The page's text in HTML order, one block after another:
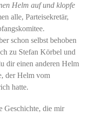
Helm auf und klopfe
alle, Parteisekretär,
schon selbst behoben
zu Stefan Körbel und
dir einen anderen Helm
der Helm vom
hatte.
Geschichte, die mir